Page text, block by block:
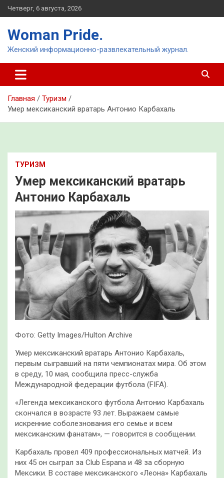
Перейти
к
Четверг, 6 августа, 2026
Woman Pride.
Женский информационно-развлекательный журнал.
Главная
Туризм
Умер мексиканский вратарь Антонио Карбахаль
ТУРИЗМ
Умер мексиканский вратарь
Антонио Карбахаль
Фото: Getty Images/Hulton Archive
Умер мексиканский вратарь Антонио Карбахаль,
первым сыгравший на пяти чемпионатах мира. Об этом
в среду, 10 мая, сообщила пресс-служба
Международной федерации футбола (FIFA).
«Легенда мексиканского футбола Антонио Карбахаль
скончался в возрасте 93 лет. Выражаем самые
искренние соболезнования его семье и всем
мексиканским фанатам», — говорится в сообщении.
Карбахаль провел 409 профессиональных матчей. Из
них 45 он сыграл за Club Espana и 48 за сборную
Мексики. В составе мексиканского «Леона» Карбахаль